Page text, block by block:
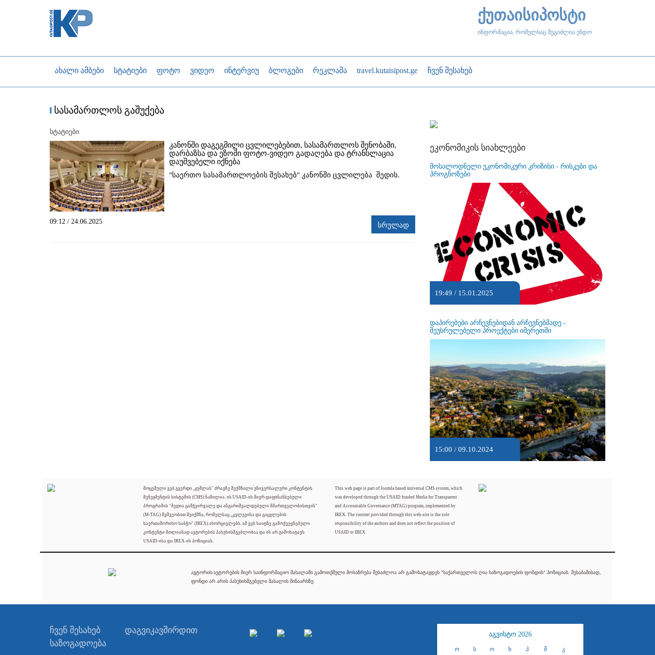
ქუთაისიპოსტი
ინფორმაცია, რომელსაც შეგიძლია ენდო
ახალი ამბები სტატიები ფოტო ვიდეო ინტერვიუ ბლოგები რეკლამა travel.kutaisipost.ge ჩვენ შესახებ
სასამართლოს გაშუქება
სტატიები
კანონში დაგეგმილი ცვლილებებით, სასამართლოს შენობაში,
დარბაზსა და ეზოში ფოტო-ვიდეო გადაღება და ტრანსლაცია
დაუშვებელი იქნება
"საერთო სასამართლოების შესახებ" კანონში ცვლილება შედის.
09:12 / 24.06.2025 სრულად
ეკონომიკის სიახლეები
მოსალოდნელი ეკონომიკური კრიზისი - რისკები და
პროგნოზები
19:49 / 15.01.2025
დაპირებები არჩევნებიდან არჩევნებმადე -
შეუსრულებელი პროექტები იმერეთში
15:00 / 09.10.2024
მოცემული ვებ გვერდი „ჯუმლას" ძრავზე შექმნილი უნივერსალური კონტენტის
მენეჯმენტის სისტემის (CMS) ნაწილია. ის USAID-ის მიერ დაფინანსებული
პროგრამის "მედია გამჭვირვალე და ანგარიშვალდებული მმართველობისთვის"
(M-TAG) მეშვეობით შეიქმნა, რომელსაც „კვლევისა და გაცვლების
საერთაშორისო საბჭო" (IREX) ახორციელებს. ამ ვებ საიტზე გამოქვეყნებული
კონტენტი მთლიანად ავტორების პასუხისმგებლობაა და ის არ გამოხატავს
USAID-ისა და IREX-ის პოზიციას.
This web page is part of Joomla based universal CMS system, which
was developed through the USAID funded Media for Transparent
and Accountable Governance (MTAG) program, implemented by
IREX. The content provided through this web-site is the sole
responsibility of the authors and does not reflect the position of
USAID or IREX.
ავტორის/ავტორების მიერ საინფორმაციო მასალაში გამოთქმული მოსაზრება შესაძლოა არ გამოხატავდეს "საქართველოს ღია საზოგადოების ფონდის" პოზიციას. შესაბამისად,
ფონდი არ არის პასუხისმგებელი მასალის შინაარსზე.
ჩვენ შესახებ
დაგვიკავშირდით
საზოგადოება
აგვისტო 2026
ო ს ო ხ პ შ კ